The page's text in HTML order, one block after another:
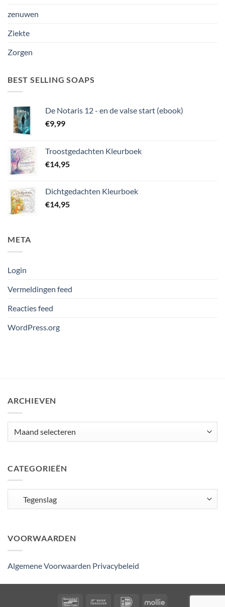
zenuwen
Ziekte
Zorgen
BEST SELLING SOAPS
De Notaris 12 - en de valse start (ebook)
€9,99
Troostgedachten Kleurboek
€14,95
Dichtgedachten Kleurboek
€14,95
META
Login
Vermeldingen feed
Reacties feed
WordPress.org
ARCHIEVEN
CATEGORIEËN
VOORWAARDEN
Algemene Voorwaarden Privacybeleid
BancontactBank IDeal Mollie